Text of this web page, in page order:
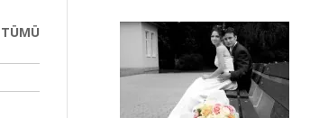
TÜMÜ